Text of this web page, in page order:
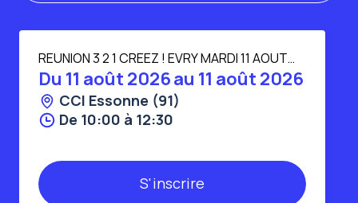
REUNION 3 2 1 CREEZ ! EVRY MARDI 11 AOUT
2026
Du 11 août 2026au 11 août 2026
CCI Essonne (91)
De 10:00 à 12:30